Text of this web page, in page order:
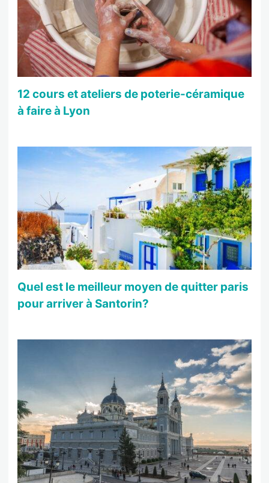
12 cours et ateliers de poterie-céramique
à faire à Lyon
Quel est le meilleur moyen de quitter paris
pour arriver à Santorin?